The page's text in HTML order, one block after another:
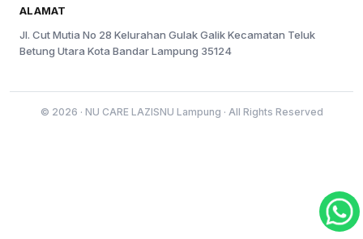
ALAMAT
Jl. Cut Mutia No 28 Kelurahan Gulak Galik Kecamatan Teluk
Betung Utara Kota Bandar Lampung 35124
© 2026 · NU CARE LAZISNU Lampung · All Rights Reserved